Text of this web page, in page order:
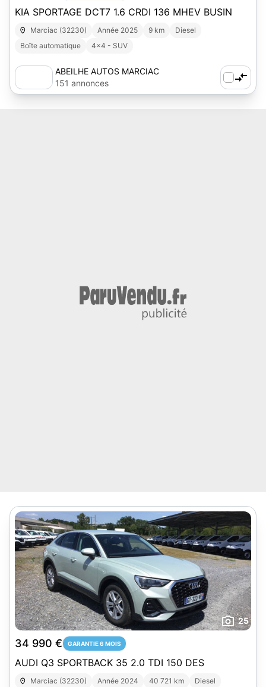
KIA SPORTAGE DCT7 1.6 CRDI 136 MHEV BUSIN
Marciac (32230) Année 2025 9 km
Diesel
Boîte automatique
4x4 - SUV
ABEILHE AUTOS MARCIAC
151 annonces
25
34 990 € GARANTIE 6 MOIS
AUDI Q3 SPORTBACK 35 2.0 TDI 150 DES
Marciac (32230) Année 2024 40 721 km
Diesel